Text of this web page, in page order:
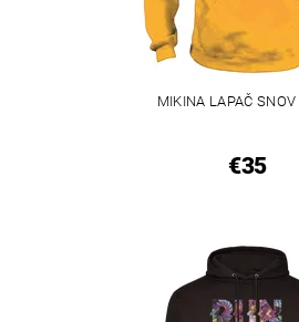
MIKINA LAPAČ SNOV
€35